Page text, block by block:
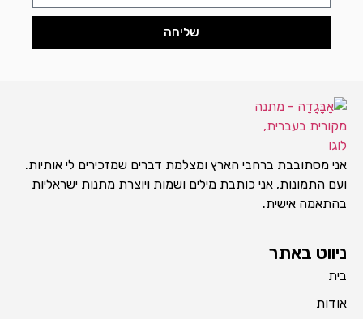
שליחה
אני מסתובבת ברחבי הארץ ומצלמת דברים שמזכירים לי אותיות.
ועם התמונות, אני כותבת מילים ושמות ויוצרת מתנות ישראליות
בהתאמה אישית.
ניווט באתר
בית
אודות